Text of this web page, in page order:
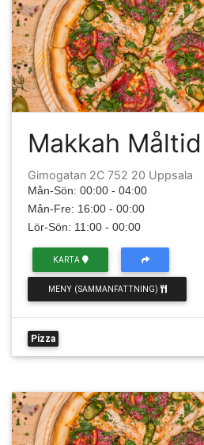
Makkah Måltid
Gimogatan 2C 752 20 Uppsala
Mån-Sön: 00:00 - 04:00
Mån-Fre: 16:00 - 00:00
Lör-Sön: 11:00 - 00:00
KARTA
MENY (SAMMANFATTNING)
Pizza